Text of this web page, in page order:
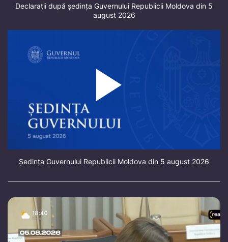
Declarații după ședința Guvernului Republicii Moldova din 5
august 2026
Ședința Guvernului Republicii Moldova din 5 august 2026